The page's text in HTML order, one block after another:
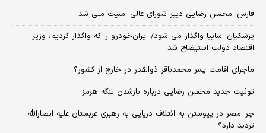
فارس: محسن رضایی دبیر شورای عالی امنیت ملی شد
پزشکیان: سایپا واگذار می شود/ ایران‌خودرو را که واگذار کردیم، وزیر
اقتصاد دولت استیضاح شد
ماجرای اقامت پسر محمدباقر ذوالقدر در خارج از کشور؟
توئیت جدید محسن رضایی درباره بازشدن تنگه هرمز
چرا مصر در پیوستن به ائتلاف دریایی به رهبری عربستان علیه انصارالله
تردید دارد؟